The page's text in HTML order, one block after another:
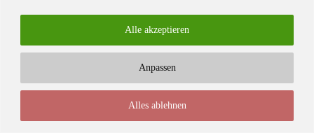
Anpassen
Alles ablehnen
Alle akzeptieren
© Stuttgarter Schriftstellerhaus
Impressum / Kontakt